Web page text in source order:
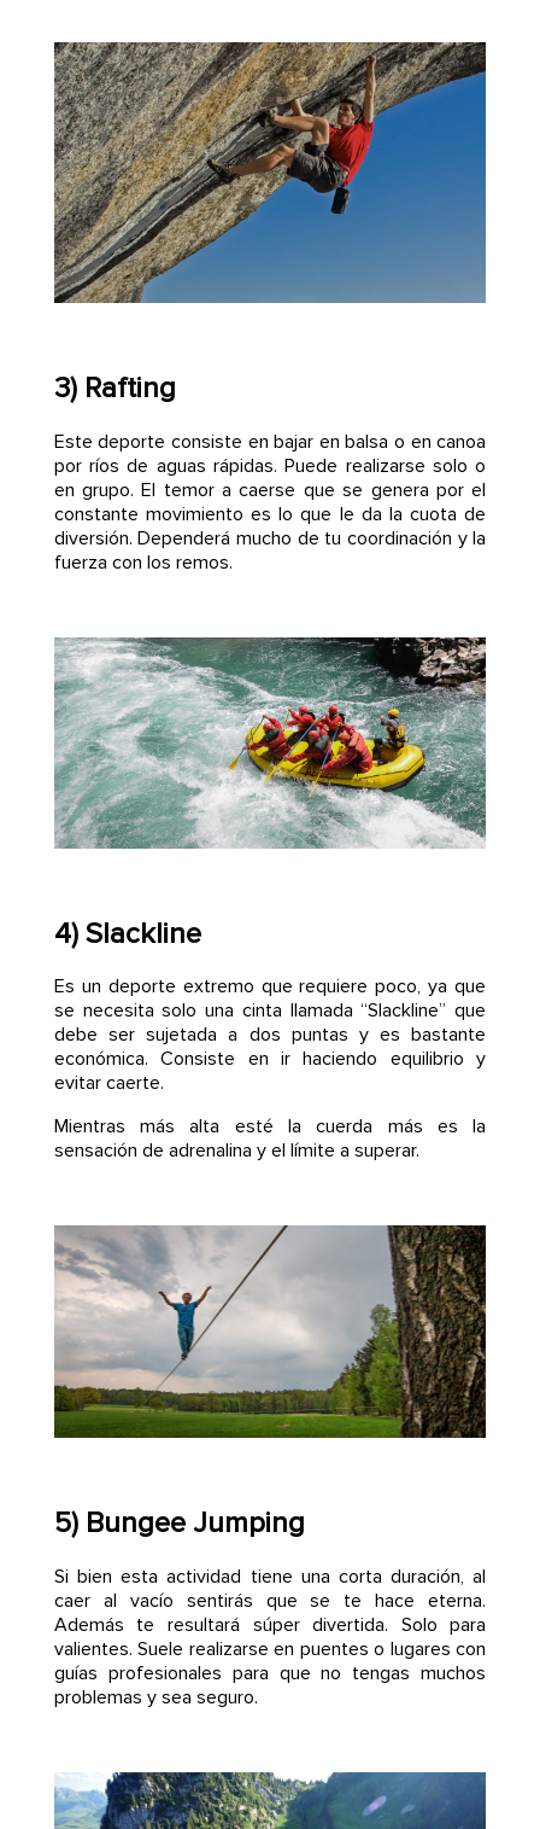
3) Rafting
Este deporte consiste en bajar en balsa o en canoa
por ríos de aguas rápidas. Puede realizarse solo o
en grupo. El temor a caerse que se genera por el
constante movimiento es lo que le da la cuota de
diversión. Dependerá mucho de tu coordinación y la
fuerza con los remos.
4) Slackline
Es un deporte extremo que requiere poco, ya que
se necesita solo una cinta llamada “Slackline” que
debe ser sujetada a dos puntas y es bastante
económica. Consiste en ir haciendo equilibrio y
evitar caerte.
Mientras más alta esté la cuerda más es la
sensación de adrenalina y el límite a superar.
5) Bungee Jumping
Si bien esta actividad tiene una corta duración, al
caer al vacío sentirás que se te hace eterna.
Además te resultará súper divertida. Solo para
valientes. Suele realizarse en puentes o lugares con
guías profesionales para que no tengas muchos
problemas y sea seguro.